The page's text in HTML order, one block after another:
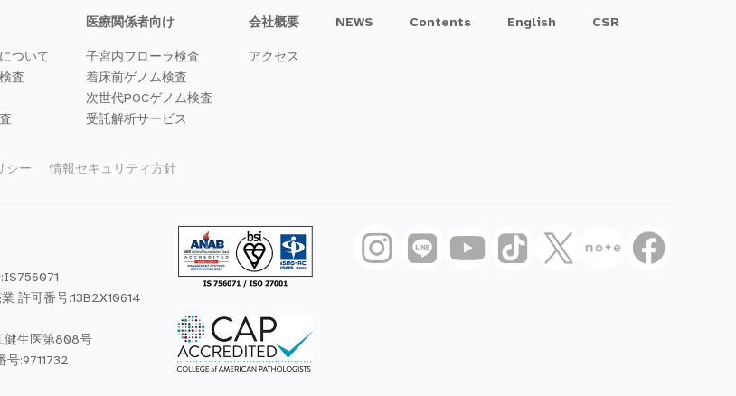
ついて
査
医療関係者向け
子宮内フローラ検査
着床前ゲノム検査
次世代POCゲノム検査
受託解析サービス
会社概要
アクセス
NEWS Contents English CSR
シー 情報セキュリティ方針
許可番号:13B2X10614
健生医第808号
号:9711732